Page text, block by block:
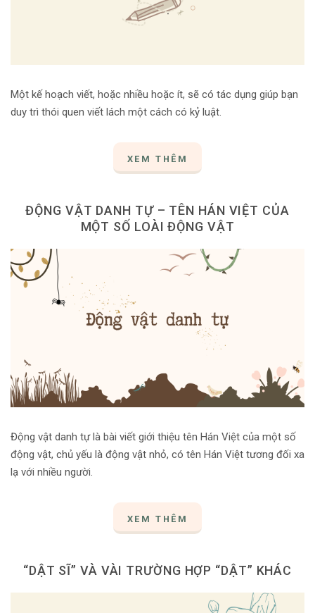
Một kế hoạch viết, hoặc nhiều hoặc ít, sẽ có tác dụng giúp bạn
duy trì thói quen viết lách một cách có kỷ luật.
XEM THÊM
ĐỘNG VẬT DANH TỰ – TÊN HÁN VIỆT CỦA
MỘT SỐ LOÀI ĐỘNG VẬT
Động vật danh tự là bài viết giới thiệu tên Hán Việt của một số
động vật, chủ yếu là động vật nhỏ, có tên Hán Việt tương đối xa
lạ với nhiều người.
XEM THÊM
“DẬT SĨ” VÀ VÀI TRƯỜNG HỢP “DẬT” KHÁC